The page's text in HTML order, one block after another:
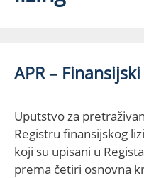
APR –
Uputstvo za
Registru finansijskog
koji su upisani u
prema četiri osnovna